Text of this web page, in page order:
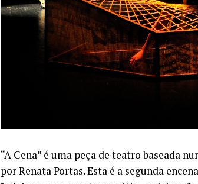
“A Cena” é uma peça de teatro baseada
por Renata Portas. Esta é a segunda